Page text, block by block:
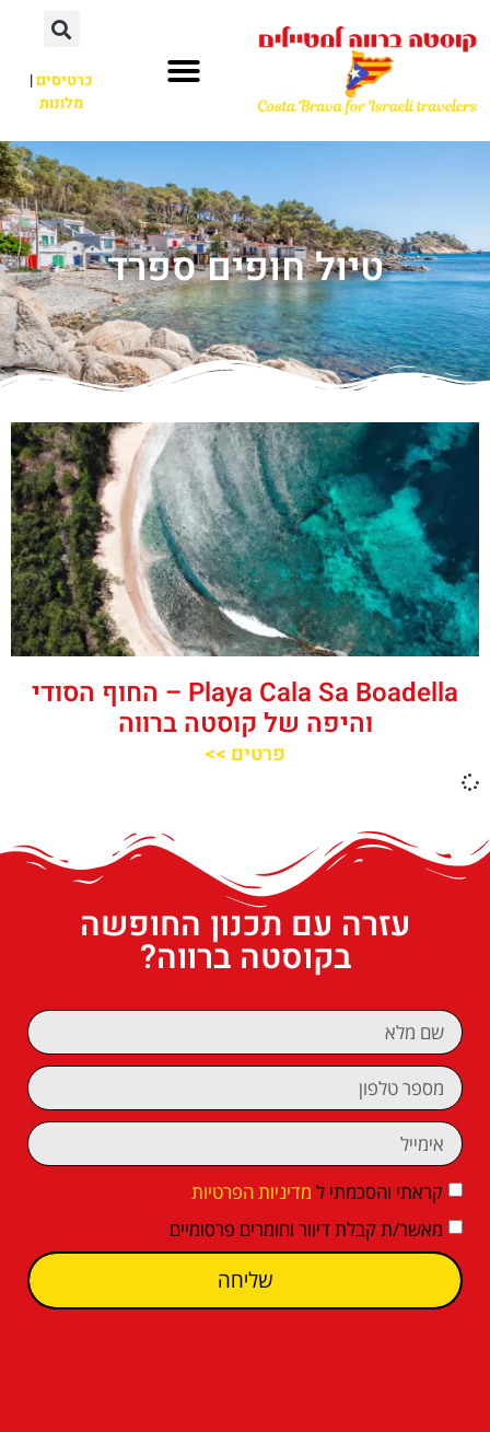
כרטיסים|
מלונות
טיול חופים ספרד
‪‪Playa Cala Sa Boadella‬‬ – החוף הסודי
והיפה של קוסטה ברווה
פרטים >>
עזרה עם תכנון החופשה
בקוסטה ברווה?
קראתי והסכמתי ל מדיניות הפרטיות
מאשר/ת קבלת דיוור וחומרים פרסומיים
שליחה